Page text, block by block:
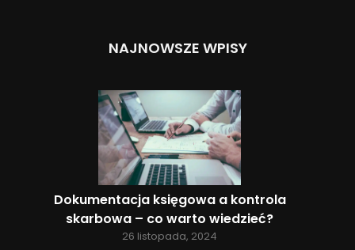
NAJNOWSZE WPISY
Dokumentacja księgowa a kontrola
skarbowa – co warto wiedzieć?
26 listopada, 2024